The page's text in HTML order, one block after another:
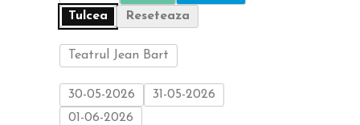
Tulcea
Reseteaza
Teatrul Jean Bart
30-05-2026
31-05-2026
01-06-2026